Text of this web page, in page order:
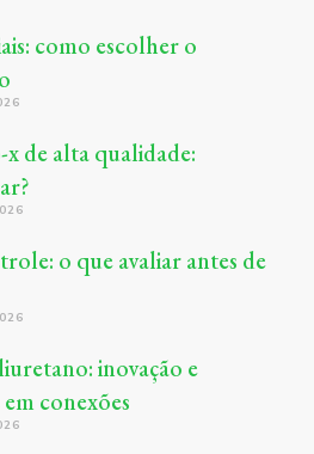
como escolher o
x de alta qualidade:
o que avaliar antes de
inovação e
conexões